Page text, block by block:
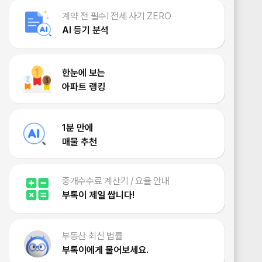
계약 전 필수! 전세 사기 ZERO
AI 등기 분석
한눈에 보는
아파트 랭킹
1분 만에
매물 추천
중개수수료 계산기 / 요율 안내
부톡이 제일 쌉니다!
부동산 최신 법률
부톡이에게 물어보세요.